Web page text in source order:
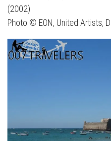
(2002)
Photo © EON, United Artists,